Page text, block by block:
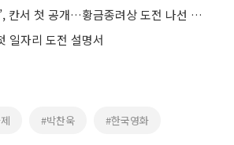
나홍진 신작 ‘호프’, 칸서 첫 공개…황금종려상 도전 나선 韓영화
일자리 도전 설명서
#박찬욱 #한국영화